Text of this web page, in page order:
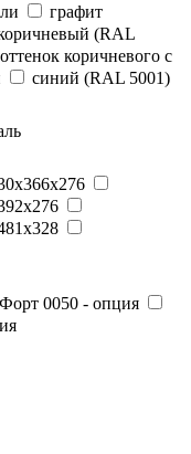
графит
(RAL
оттенок коричневого с
синий (RAL 5001)
Форт 0050 - опция